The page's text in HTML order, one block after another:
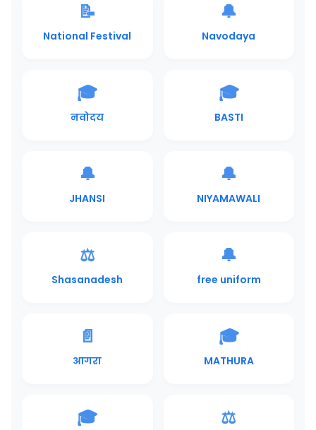
📝
National Festival
🔔
Navodaya
🎓
नवोदय
🎓
BASTI
🔔
JHANSI
🔔
NIYAMAWALI
⚖️
Shasanadesh
🔔
free uniform
📄
आगरा
🎓
MATHURA
🎓 ⚖️